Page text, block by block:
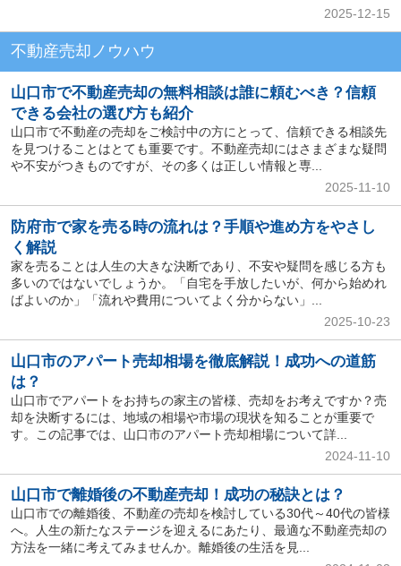
2025-12-15
不動産売却ノウハウ
山口市で不動産売却の無料相談は誰に頼むべき？信頼
できる会社の選び方も紹介
山口市で不動産の売却をご検討中の方にとって、信頼できる相談先
を見つけることはとても重要です。不動産売却にはさまざまな疑問
や不安がつきものですが、その多くは正しい情報と専...
2025-11-10
防府市で家を売る時の流れは？手順や進め方をやさし
く解説
家を売ることは人生の大きな決断であり、不安や疑問を感じる方も
多いのではないでしょうか。「自宅を手放したいが、何から始めれ
ばよいのか」「流れや費用についてよく分からない」...
2025-10-23
山口市のアパート売却相場を徹底解説！成功への道筋
は？
山口市でアパートをお持ちの家主の皆様、売却をお考えですか？売
却を決断するには、地域の相場や市場の現状を知ることが重要で
す。この記事では、山口市のアパート売却相場について詳...
2024-11-10
山口市で離婚後の不動産売却！成功の秘訣とは？
山口市での離婚後、不動産の売却を検討している30代～40代の皆様
へ。人生の新たなステージを迎えるにあたり、最適な不動産売却の
方法を一緒に考えてみませんか。離婚後の生活を見...